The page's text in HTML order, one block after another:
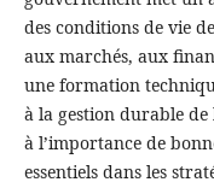
des conditions de vie
aux marchés, aux
une formation
à la gestion durable
à l’importance de
essentiels dans les